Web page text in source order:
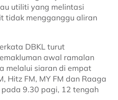
utiliti yang melintasi
tidak mengganggu aliran
DBKL turut
awal ramalan
melalui siaran di empat
Hitz FM, MY FM dan Raaga
9.30 pagi, 12 tengah